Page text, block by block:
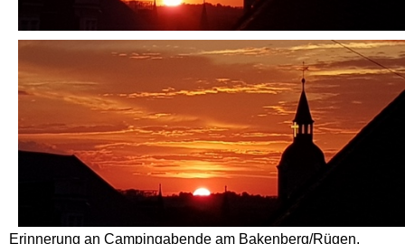
Erinnerung an Campingabende am Bakenberg/Rügen,